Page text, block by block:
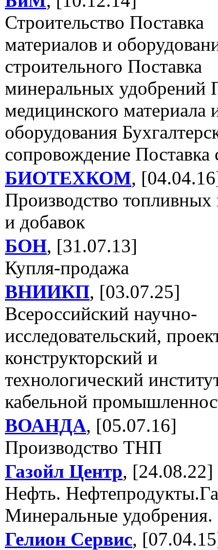
Строительство Поставка
материалов и
строительного Поставка
минеральных удобрений
медицинского материала
оборудования
сопровождение Поставка
БИОТЕХКОМ,
Производство топливных
и добавок
БОН, [31.07.13]
Купля-продажа
ВНИИКП, [03.07.25]
Всероссийский научно-
исследовательский,
конструкторский и
технологический
кабельной
ВОАНДА, [05.07.16]
Производство ТНП
Газойл Центр, [24.08.22]
Нефть.
Минеральные удобрения.
Гелион Сервис,